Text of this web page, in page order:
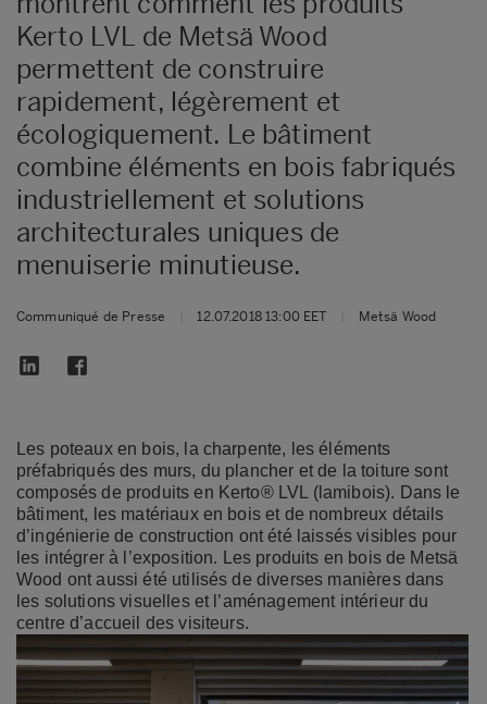
Kerto LVL de Metsä Wood
permettent de construire
rapidement, légèrement et
écologiquement. Le bâtiment
combine éléments en bois fabriqués
industriellement et solutions
architecturales uniques de
menuiserie minutieuse.
Communiqué de Presse 12.07.2018 13:00 EET Metsä Wood
Les poteaux en bois, la charpente, les éléments
préfabriqués des murs, du plancher et de la toiture sont
composés de produits en Kerto® LVL (lamibois). Dans le
bâtiment, les matériaux en bois et de nombreux détails
d’ingénierie de construction ont été laissés visibles pour
les intégrer à l’exposition. Les produits en bois de Metsä
Wood ont aussi été utilisés de diverses manières dans
les solutions visuelles et l’aménagement intérieur du
centre d’accueil des visiteurs.